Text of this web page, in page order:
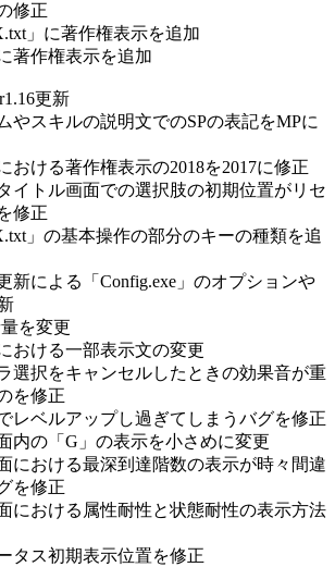
修正
」に著作権表示を追加
著作権表示を追加
更新
スキルの説明文でのSPの表記をMPに
ける著作権表示の2018を2017に修正
イトル画面での選択肢の初期位置がリセ
修正
」の基本操作の部分のキーの種類を追
による「Config.exe」のオプションや
を変更
おける一部表示文の変更
選択をキャンセルしたときの効果音が重
を修正
レベルアップし過ぎてしまうバグを修正
内の「G」の表示を小さめに変更
における最深到達階数の表示が時々間違
を修正
における属性耐性と状態耐性の表示方法
タス初期表示位置を修正